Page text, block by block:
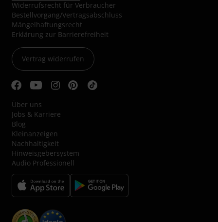
Widerrufsrecht für Verbraucher
Bestellvorgang/Vertragsabschluss
Mängelhaftungsrecht
Erklärung zur Barrierefreiheit
Vertrag widerrufen
Über uns
Jobs & Karriere
Blog
Kleinanzeigen
Nachhaltigkeit
Hinweisgebersystem
Audio Professionell